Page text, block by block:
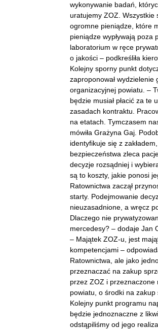
wykonywanie badań,
uratujemy ZOZ. Wszystkie
ogromne pieniądze, które
pieniądze wypływają poza
laboratorium w ręce
o jakości – podkreśliła
Kolejny sporny punkt
zaproponował
organizacyjnej powiatu. –
będzie musiał płacić za
zasadach kontraktu.
na etatach. Tymczasem
mówiła Grażyna Gaj.
identyfikuje się z
bezpieczeństwa zleca
decyzje rozsądniej i
są to koszty, jakie ponosi
Ratownictwa zaczął
starty. Podejmowanie
nieuzasadnione, a wręcz
Dlaczego nie
mercedesy? – dodaje Jan
– Majątek ZOZ-u, jest
kompetencjami –
Ratownictwa, ale jako
przeznaczać na zakup
przez ZOZ i przeznaczone
powiatu, o środki na zakup
Kolejny punkt programu
będzie jednoznaczne z
odstąpiliśmy od jego